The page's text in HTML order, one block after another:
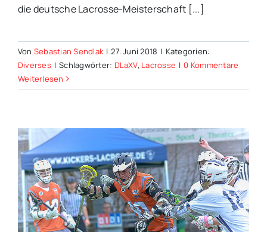
die deutsche Lacrosse-Meisterschaft [...]
Von Sebastian Sendlak | 27. Juni 2018 | Kategorien:
Diverses | Schlagwörter: DLaXV, Lacrosse | 0 Kommentare
Weiterlesen